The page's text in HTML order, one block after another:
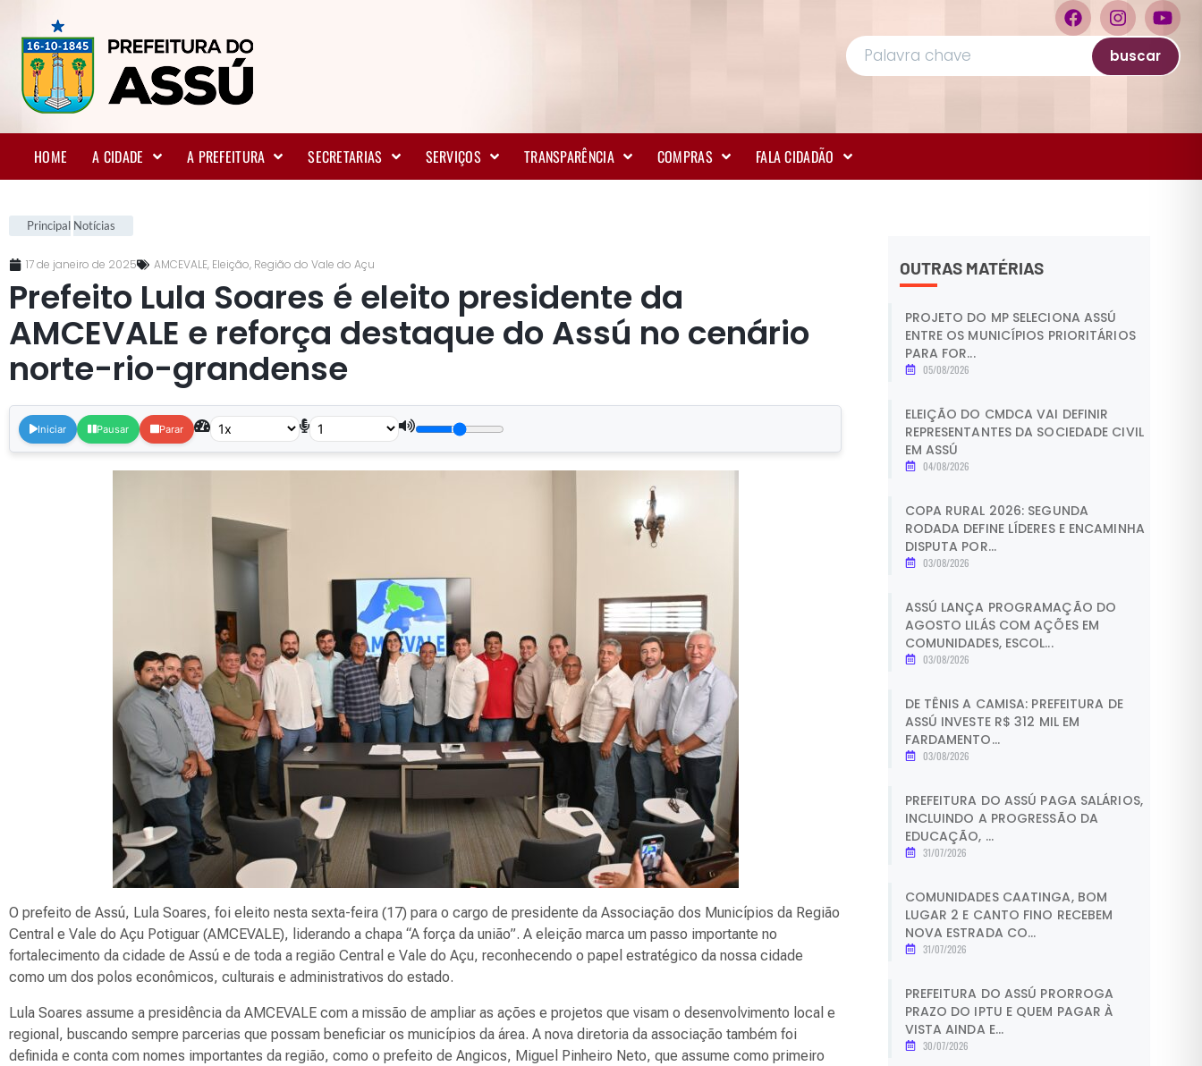
buscar
HOME A CIDADE A PREFEITURA SECRETARIAS SERVIÇOS TRANSPARÊNCIA COMPRAS FALA CIDADÃO
Principal Notícias
17 de janeiro de 2025 AMCEVALE, Eleição, Região do Vale do Açu
Prefeito Lula Soares é eleito presidente da
AMCEVALE e reforça destaque do Assú no cenário
norte-rio-grandense
Iniciar Pausar Parar
O prefeito de Assú, Lula Soares, foi eleito nesta sexta-feira (17) para o cargo de presidente da Associação dos Municípios da Região
Central e Vale do Açu Potiguar (AMCEVALE), liderando a chapa “A força da união”. A eleição marca um passo importante no
fortalecimento da cidade de Assú e de toda a região Central e Vale do Açu, reconhecendo o papel estratégico da nossa cidade
como um dos polos econômicos, culturais e administrativos do estado.
Lula Soares assume a presidência da AMCEVALE com a missão de ampliar as ações e projetos que visam o desenvolvimento local e
regional, buscando sempre parcerias que possam beneficiar os municípios da área. A nova diretoria da associação também foi
definida e conta com nomes importantes da região, como o prefeito de Angicos, Miguel Pinheiro Neto, que assume como primeiro
OUTRAS MATÉRIAS
PROJETO DO MP SELECIONA ASSÚ
ENTRE OS MUNICÍPIOS PRIORITÁRIOS
PARA FOR...
05/08/2026
ELEIÇÃO DO CMDCA VAI DEFINIR
REPRESENTANTES DA SOCIEDADE CIVIL
EM ASSÚ
04/08/2026
COPA RURAL 2026: SEGUNDA
RODADA DEFINE LÍDERES E ENCAMINHA
DISPUTA POR...
03/08/2026
ASSÚ LANÇA PROGRAMAÇÃO DO
AGOSTO LILÁS COM AÇÕES EM
COMUNIDADES, ESCOL...
03/08/2026
DE TÊNIS A CAMISA: PREFEITURA DE
ASSÚ INVESTE R$ 312 MIL EM
FARDAMENTO...
03/08/2026
PREFEITURA DO ASSÚ PAGA SALÁRIOS,
INCLUINDO A PROGRESSÃO DA
EDUCAÇÃO, ...
31/07/2026
COMUNIDADES CAATINGA, BOM
LUGAR 2 E CANTO FINO RECEBEM
NOVA ESTRADA CO...
31/07/2026
PREFEITURA DO ASSÚ PRORROGA
PRAZO DO IPTU E QUEM PAGAR À
VISTA AINDA E...
30/07/2026